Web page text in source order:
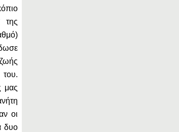
της
μας
οι
δυο